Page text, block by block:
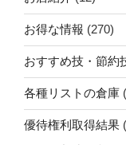
お得な情報 (270)
おすすめ技・節約
各種リストの倉庫
優待権利取得結果